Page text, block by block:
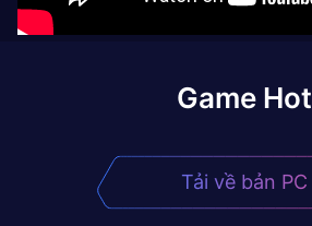
Game Hot
Tải về bản PC